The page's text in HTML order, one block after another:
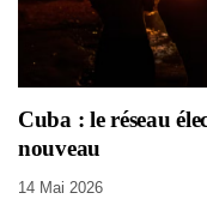
Cuba : le réseau
nouveau
14 Mai 2026